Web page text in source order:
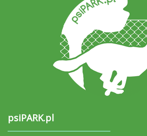
psiPARK.pl